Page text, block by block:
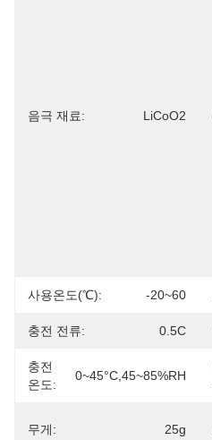
음극 재료: LiCoO2
사용온도(℃): -20~60
충전 전류: 0.5C
충전
온도:
0~45°C,45~85%RH
무게: 25g